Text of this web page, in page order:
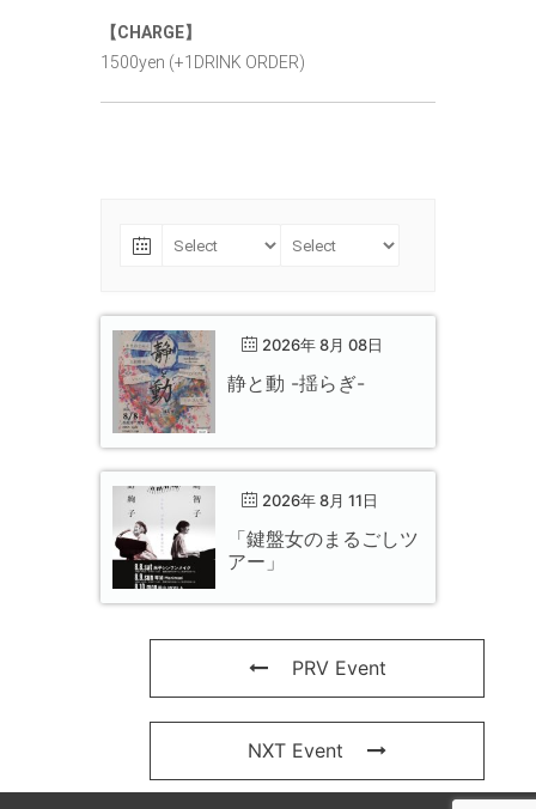
【CHARGE】
1500yen (+1DRINK ORDER)
2026年 8月 08日
静と動 -揺らぎ-
2026年 8月 11日
「鍵盤女のまるごしツ
アー」
PRV Event
NXT Event